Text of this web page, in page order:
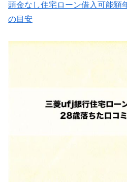
頭金なし住宅ローン借入可能額
の目安